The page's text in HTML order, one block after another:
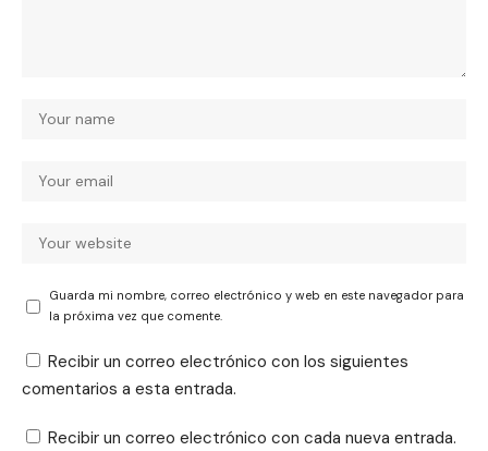
Guarda mi nombre, correo electrónico y web en este navegador para
la próxima vez que comente.
Recibir un correo electrónico con los siguientes
comentarios a esta entrada.
Recibir un correo electrónico con cada nueva entrada.